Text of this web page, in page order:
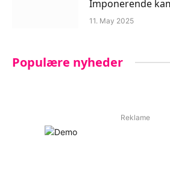
Imponerende
11. May 2025
Populære nyheder
Reklame